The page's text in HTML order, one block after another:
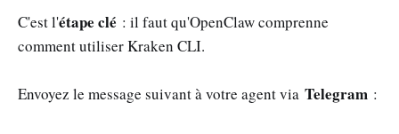
C'est l'étape clé : il faut qu'OpenClaw comprenne
comment utiliser Kraken CLI.
Envoyez le message suivant à votre agent via Telegram :